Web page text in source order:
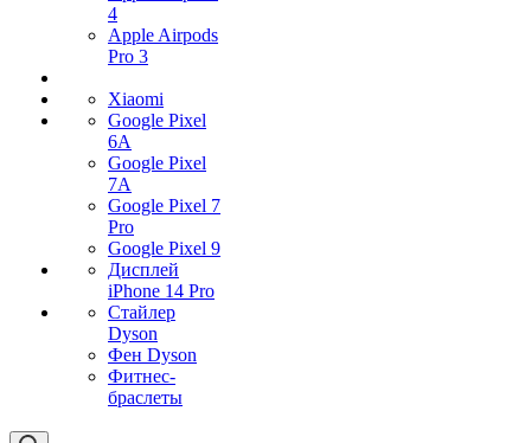
4
Apple Airpods
Pro 3
Xiaomi
Google Pixel
6A
Google Pixel
7А
Google Pixel 7
Pro
Google Pixel 9
Дисплей
iPhone 14 Pro
Стайлер
Dyson
Фен Dyson
Фитнес-
браслеты